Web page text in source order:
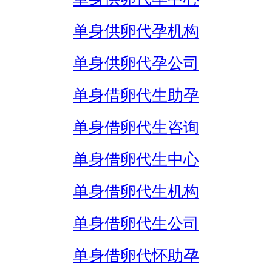
单身供卵代孕机构
单身供卵代孕公司
单身借卵代生助孕
单身借卵代生咨询
单身借卵代生中心
单身借卵代生机构
单身借卵代生公司
单身借卵代怀助孕